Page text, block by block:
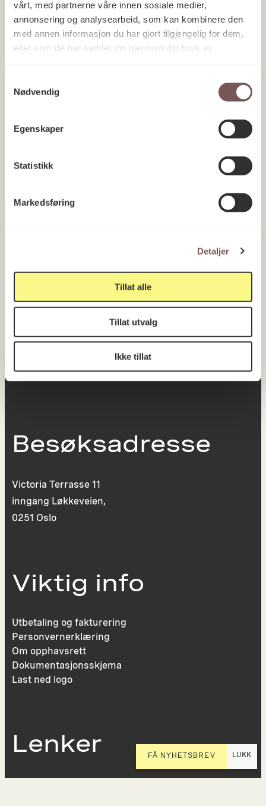
vårt, med partnerne våre innen sosiale medier,
annonsering og analysearbeid, som kan kombinere den
med annen informasjon du har gjort tilgjengelig for dem,
eller som de har samlet inn gjennom din bruk av
Nødvendig
Egenskaper
Statistikk
Markedsføring
Detaljer
Tillat alle
Tillat utvalg
Ikke tillat
biovitenskapelige universitet,
Akershus 1980
Postboks 6994
0130 Oslo
22 99 11 99
Besøksadresse
Victoria Terrasse 11
inngang Løkkeveien,
0251 Oslo
Viktig info
Utbetaling og fakturering
Personvernerklæring
Om opphavsrett
Dokumentasjonsskjema
Last ned logo
Lenker FÅ NYHETSBREV LUKK